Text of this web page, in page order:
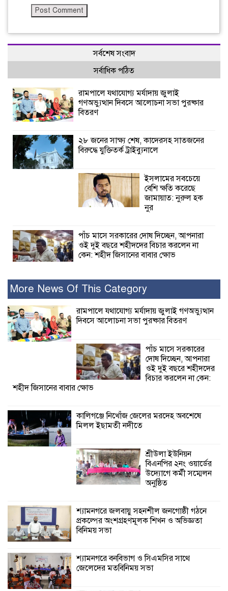
সর্বশেষ সংবাদ
সর্বাধিক পঠিত
রামপালে যথাযোগ্য মর্যাদায় জুলাই
গণঅভ্যুত্থান দিবসে আলোচনা সভা পুরষ্কার
বিতরণ
২৮ জনের সাক্ষ্য শেষ, কাদেরসহ সাতজনের
বিরুদ্ধে যুক্তিতর্ক ট্রাইব্যুনালে
ইসলামের সবচেয়ে
বেশি ক্ষতি করেছে
জামায়াত: নুরুল হক
নুর
পাঁচ মাসে সরকারের দোষ দিচ্ছেন, আপনারা
ওই দুই বছরে শহীদদের বিচার করলেন না
কেন: শহীদ জিসানের বাবার ক্ষোভ
কালিগঞ্জে নিখোঁজ জেলের মরদেহ অবশেষে
মিলল ইছামতী নদীতে
শ্রীউলা ইউনিয়ন
অনুষ্ঠিত
শ্যামনগরে জলবায়ু সহনশীল জনগোষ্ঠী গঠনে
প্রকল্পের অংশগ্রহণমূলক শিখন ও অভিজ্ঞতা
শ্যামনগরে বনবিভাগ ও সিএমসির সাথে
শ্যামনগরে সুপেয়
পানির সংকট নিরসনে
গণতান্ত্রিক সংলাপ
শ্যামনগরে সামাজিকভিত্তিক পুনর্বাসন
(সিবিআর) কেন্দ্রের আনুষ্ঠানিক উদ্বোধন
More News Of This Category
রামপালে যথাযোগ্য মর্যাদায় জুলাই গণঅভ্যুত্থান
দিবসে আলোচনা সভা পুরষ্কার বিতরণ
পাঁচ মাসে সরকারের
দোষ দিচ্ছেন, আপনারা
ওই দুই বছরে শহীদদের
বিচার করলেন না কেন:
শহীদ জিসানের বাবার ক্ষোভ
কালিগঞ্জে নিখোঁজ জেলের মরদেহ অবশেষে
মিলল ইছামতী নদীতে
শ্রীউলা ইউনিয়ন
বিএনপির ২নং ওয়ার্ডের
উদ্যোগে কর্মী সম্মেলন
অনুষ্ঠিত
শ্যামনগরে জলবায়ু সহনশীল জনগোষ্ঠী গঠনে
প্রকল্পের অংশগ্রহণমূলক শিখন ও অভিজ্ঞতা
বিনিময় সভা
শ্যামনগরে বনবিভাগ ও সিএমসির সাথে
জেলেদের মতবিনিময় সভা